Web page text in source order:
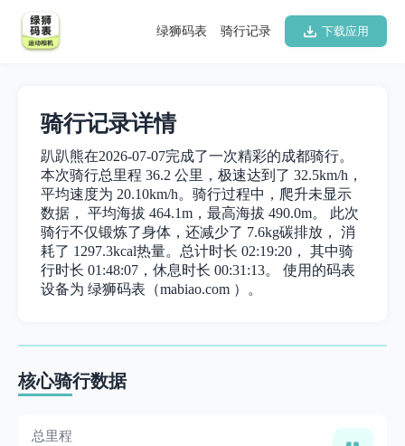
下载应用
骑行记录
绿狮码表
骑行记录详情
趴趴熊在2026-07-07完成了一次精彩的成都骑行。
本次骑行总里程 36.2 公里，极速达到了 32.5km/h，
平均速度为 20.10km/h。骑行过程中，爬升未显示
数据， 平均海拔 464.1m，最高海拔 490.0m。 此次
骑行不仅锻炼了身体，还减少了 7.6kg碳排放， 消
耗了 1297.3kcal热量。总计时长 02:19:20， 其中骑
行时长 01:48:07，休息时长 00:31:13。 使用的码表
设备为 绿狮码表（mabiao.com ）。
核心骑行数据
总里程